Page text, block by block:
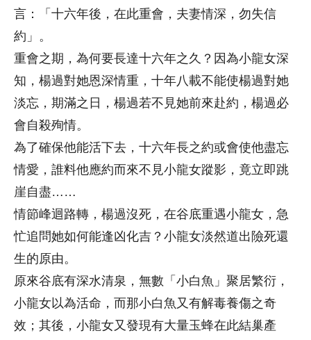
言：「十六年後，在此重會，夫妻情深，勿失信
約」。
重會之期，為何要長達十六年之久？因為小龍女深
知，楊過對她恩深情重，十年八載不能使楊過對她
淡忘，期滿之日，楊過若不見她前來赴約，楊過必
會自殺殉情。
為了確保他能活下去，十六年長之約或會使他盡忘
情愛，誰料他應約而來不見小龍女蹤影，竟立即跳
崖自盡……
情節峰迴路轉，楊過沒死，在谷底重遇小龍女，急
忙追問她如何能逢凶化吉？小龍女淡然道出險死還
生的原由。
原來谷底有深水清泉，無數「小白魚」聚居繁衍，
小龍女以為活命，而那小白魚又有解毒養傷之奇
效；其後，小龍女又發現有大量玉蜂在此結巢產